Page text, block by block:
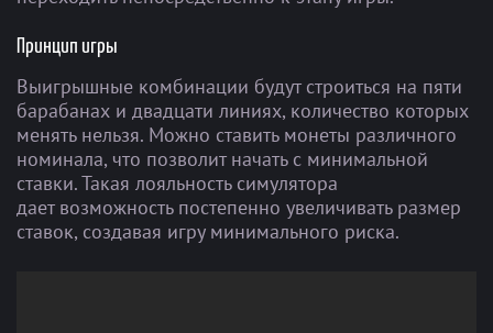
Принцип игры
Выигрышные комбинации будут строиться на пяти
барабанах и двадцати линиях, количество которых
менять нельзя. Можно ставить монеты различного
номинала, что позволит начать с минимальной
ставки. Такая лояльность симулятора
дает возможность постепенно увеличивать размер
ставок, создавая игру минимального риска.